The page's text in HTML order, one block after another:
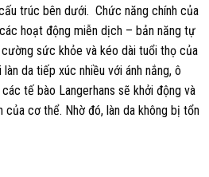
trúc bên dưới. Chức năng chính của
hoạt động miễn dịch – bản năng tự
sức khỏe và kéo dài tuổi thọ của
da tiếp xúc nhiều với ánh nắng, ô
tế bào Langerhans sẽ khởi động và
cơ thể. Nhờ đó, làn da không bị tổn